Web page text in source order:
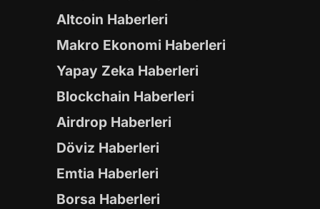
Altcoin Haberleri
Makro Ekonomi Haberleri
Yapay Zeka Haberleri
Blockchain Haberleri
Airdrop Haberleri
Döviz Haberleri
Emtia Haberleri
Borsa Haberleri